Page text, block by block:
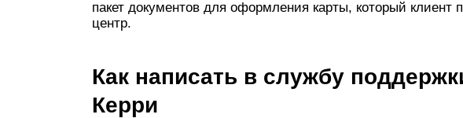
пакет документов для оформления карты, который клиент
центр.
Как написать в службу
Керри